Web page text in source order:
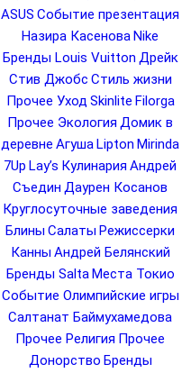
ASUS Событие презентация
Назира Касенова Nike
Бренды Louis Vuitton Дрейк
Стив Джобс Стиль жизни
Прочее Уход Skinlite Filorga
Прочее Экология Домик в
деревне Агуша Lipton Mirinda
7Up Lay’s Кулинария Андрей
Съедин Даурен Косанов
Круглосуточные заведения
Блины Салаты Режиссерки
Канны Андрей Белянский
Бренды Salta Места Токио
Событие Олимпийские игры
Салтанат Баймухамедова
Прочее Религия Прочее
Донорство Бренды